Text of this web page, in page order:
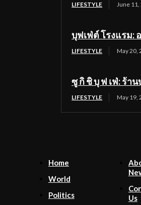
LIFESTYLE June
บุฟเฟ่ต์ โรงแรม:
LIFESTYLE May 20,
ซู กิ ชิ บุ ฟ เฟ่: ร้
LIFESTYLE May 19,
Home
World
Politics
Us